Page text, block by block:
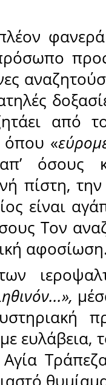
από
«
όσους
πίστη,
είναι
Τον
ευλάβεια,
Τράπεζα